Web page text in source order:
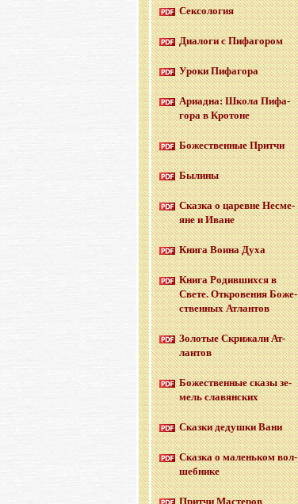
Сек­со­ло­гия
Диа­ло­ги с Пи­фа­го­ром
Уроки Пи­фа­го­ра
Ари­ад­на: Школа Пи­фа­
го­ра в Кро­тоне
Бо­же­ствен­ные Прит­чи
Бы­ли­ны
Сказ­ка о ца­ревне Несме­
яне и Иване
Книга Воина Духа
Книга Ро­див­ших­ся в
Свете. От­кро­ве­ния Бо­же­
ствен­ных Ат­лан­тов
Зо­ло­тые Cкри­жа­ли Ат­
лан­тов
Бо­же­ствен­ные сказы зе­
мель сла­вян­ских
Сказ­ки де­душ­ки Вани
Сказ­ка о ма­лень­ком вол­
шеб­ни­ке
Прит­чи Ма­сте­ров